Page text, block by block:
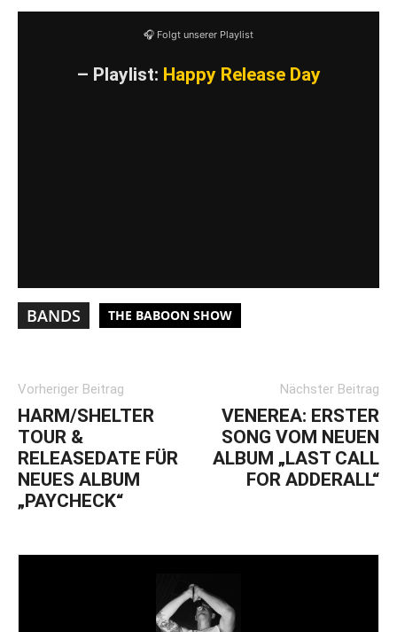
🎧 Folgt unserer Playlist
– Playlist: Happy Release Day
BANDS THE BABOON SHOW
Vorheriger Beitrag
HARM/SHELTER
TOUR &
RELEASEDATE FÜR
NEUES ALBUM
„PAYCHECK“
Nächster Beitrag
VENEREA: ERSTER
SONG VOM NEUEN
ALBUM „LAST CALL
FOR ADDERALL“